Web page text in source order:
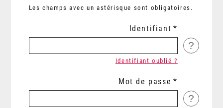
Les champs avec un astérisque sont obligatoires.
Identifiant
?
Identifiant oublié ?
Mot de passe
?